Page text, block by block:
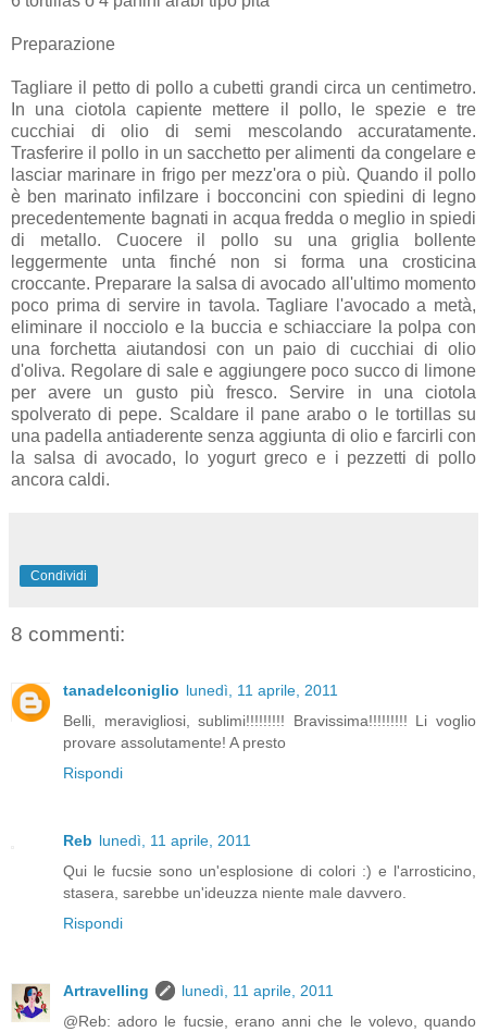
Preparazione
Tagliare il petto di pollo a cubetti grandi circa un centimetro.
In una ciotola capiente mettere il pollo, le spezie e tre
cucchiai di olio di semi mescolando accuratamente.
Trasferire il pollo in un sacchetto per alimenti da congelare e
lasciar marinare in frigo per mezz'ora o più. Quando il pollo
è ben marinato infilzare i bocconcini con spiedini di legno
precedentemente bagnati in acqua fredda o meglio in spiedi
di metallo. Cuocere il pollo su una griglia bollente
leggermente unta finché non si forma una crosticina
croccante. Preparare la salsa di avocado all'ultimo momento
poco prima di servire in tavola. Tagliare l'avocado a metà,
eliminare il nocciolo e la buccia e schiacciare la polpa con
una forchetta aiutandosi con un paio di cucchiai di olio
d'oliva. Regolare di sale e aggiungere poco succo di limone
per avere un gusto più fresco. Servire in una ciotola
spolverato di pepe. Scaldare il pane arabo o le tortillas su
una padella antiaderente senza aggiunta di olio e farcirli con
la salsa di avocado, lo yogurt greco e i pezzetti di pollo
ancora caldi.
Condividi
8 commenti:
tanadelconiglio lunedì, 11 aprile, 2011
Belli, meravigliosi, sublimi!!!!!!!!! Bravissima!!!!!!!!! Li voglio
provare assolutamente! A presto
Rispondi
Reb lunedì, 11 aprile, 2011
Qui le fucsie sono un'esplosione di colori :) e l'arrosticino,
stasera, sarebbe un'ideuzza niente male davvero.
Rispondi
Artravelling
lunedì, 11 aprile, 2011
@Reb: adoro le fucsie, erano anni che le volevo, quando